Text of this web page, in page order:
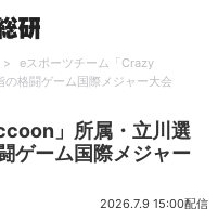
>
eスポーツチーム「Crazy
格闘ゲーム国際メジャー大会
」所属・立川選
ゲーム国際メジャー
2026.7.9 15:00配信